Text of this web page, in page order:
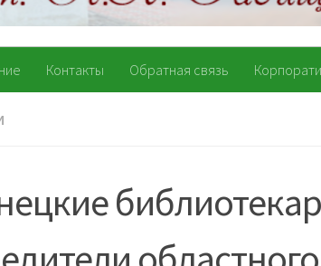
Контакты Обратная связь